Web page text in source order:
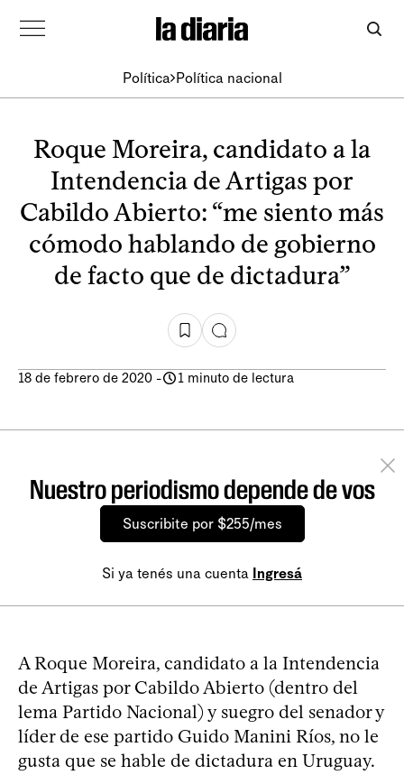
Política Política nacional
Roque Moreira, candidato a la
Intendencia de Artigas por
Cabildo Abierto: “me siento más
cómodo hablando de gobierno
de facto que de dictadura”
18 de febrero de 2020 - 1 minuto de lectura
Nuestro periodismo depende de vos
Suscribite por $255/mes
Si ya tenés una cuenta Ingresá
A Roque Moreira, candidato a la Intendencia
de Artigas por Cabildo Abierto (dentro del
lema Partido Nacional) y suegro del senador y
líder de ese partido Guido Manini Ríos, no le
gusta que se hable de dictadura en Uruguay.